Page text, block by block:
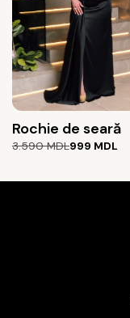
Rochie de seară
3.590MDL
Prețul
999 MDL
Prețul